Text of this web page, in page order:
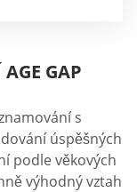
GAP
s
úspěšných
podle věkových
výhodný vztah